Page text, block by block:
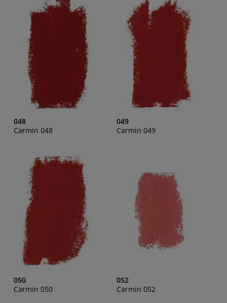
048
Carmin 048
049
Carmin 049
050
Carmin 050
052
Carmin 052